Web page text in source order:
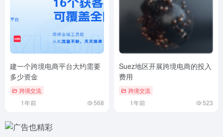
建一个跨境电商平台大约需要
多少资金
跨境交流
1年前 568
Suez地区开展跨境电商的投入
费用
跨境交流
1年前 523